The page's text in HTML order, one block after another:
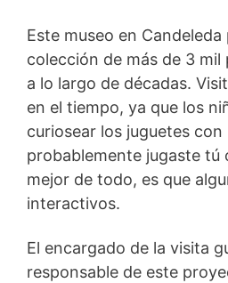
Este museo en Candeleda
colección de más de 3 mil
a lo largo de décadas.
en el tiempo, ya que los
curiosear los juguetes con
probablemente jugaste tú
mejor de todo, es que
interactivos.
El encargado de la visita
responsable de este